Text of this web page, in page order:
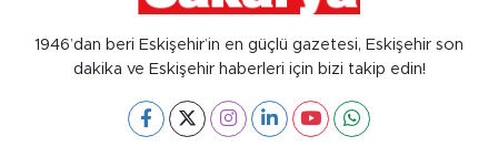
1946’dan beri Eskişehir’in en güçlü gazetesi, Eskişehir son
dakika ve Eskişehir haberleri için bizi takip edin!